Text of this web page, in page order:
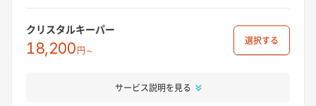
クリスタルキーパー
18,200円～
選択
サービス説明を見る